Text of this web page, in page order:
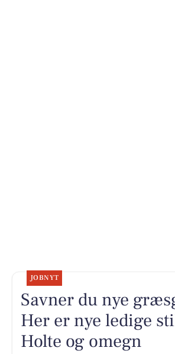
JOBNYT
Savner du nye
Her er nye ledige
Holte og omegn